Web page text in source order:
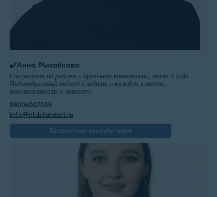
✔️Анна Михайлова
Специалист по работе с крупными компаниями, опыт 4 года.
Индивидуальный подход и забота о каждом клиенте,
внимательность к деталям.
88006007055
info@ntdstandart.ru
Бесплатная консультация